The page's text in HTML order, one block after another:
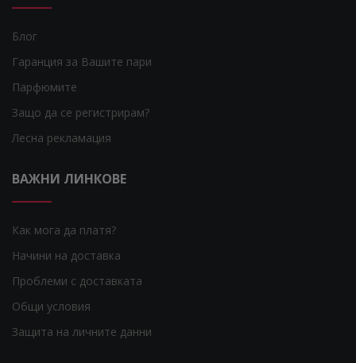
Блог
Гаранция за Вашите пари
Парфюмите
Защо да се регистрирам?
Лесна рекламация
ВАЖНИ ЛИНКОВЕ
Как мога да платя?
Начини на доставка
Проблеми с доставката
Общи условия
Защита на личните данни